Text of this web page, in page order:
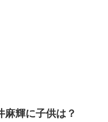
麻輝に子供は？